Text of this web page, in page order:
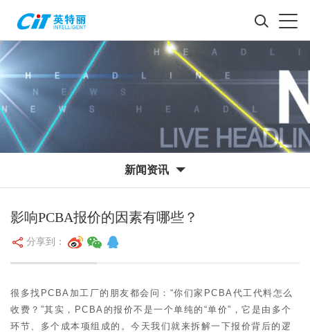
新闻资讯
影响PCBA报价的因素有哪些？
分享到：
很多找PCBA加工厂的朋友都会问：“你们家 PCBA代工代料怎么
收费？”其实， PCBA 的报价不是一个单纯的“单价”，它是由多个
环节、多个成本项组成的。今天我们就来拆解一下报价背后的逻